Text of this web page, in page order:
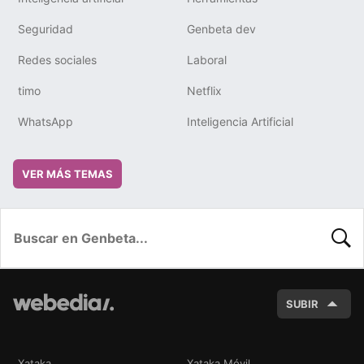
Seguridad Genbeta dev
Redes sociales Laboral
timo Netflix
WhatsApp Inteligencia Artificial
VER MÁS TEMAS
SUBIR